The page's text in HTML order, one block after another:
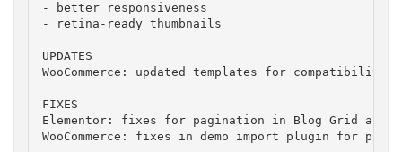
- better responsiveness
- retina-ready thumbnails
UPDATES
WooCommerce: updated templates for
FIXES
Elementor: fixes for pagination in Blog Grid and
WooCommerce: fixes in demo import plugin for